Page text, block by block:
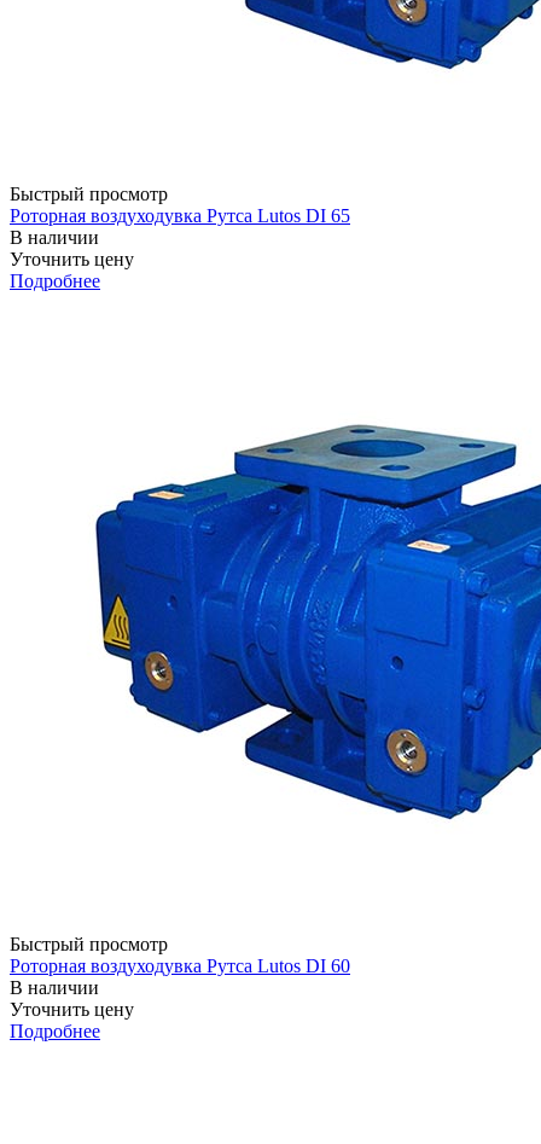
Быстрый просмотр
Роторная воздуходувка Рутса Lutos DI 65
В наличии
Уточнить цену
Подробнее
Быстрый просмотр
Роторная воздуходувка Рутса Lutos DI 60
В наличии
Уточнить цену
Подробнее